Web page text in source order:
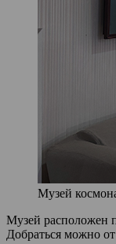
Музей
Музей расположен
Добраться можно